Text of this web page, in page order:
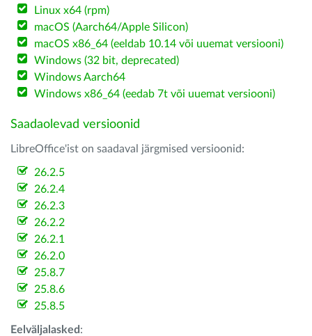
Linux x64 (rpm)
macOS (Aarch64/Apple Silicon)
macOS x86_64 (eeldab 10.14 või uuemat versiooni)
Windows (32 bit, deprecated)
Windows Aarch64
Windows x86_64 (eedab 7t või uuemat versiooni)
Saadaolevad versioonid
LibreOffice'ist on saadaval järgmised versioonid:
26.2.5
26.2.4
26.2.3
26.2.2
26.2.1
26.2.0
25.8.7
25.8.6
25.8.5
Eelväljalasked :